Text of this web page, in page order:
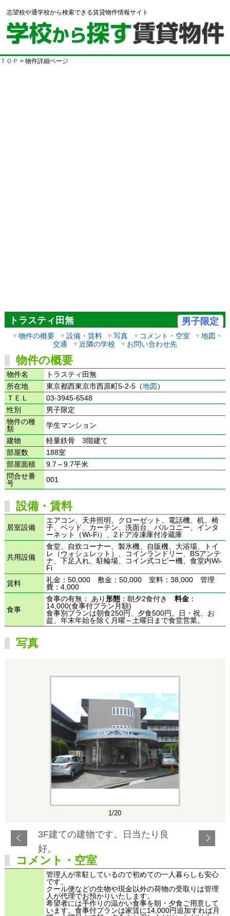
志望校や通学校から検索できる賃貸物件情報サイト
ＴＯＰ > 物件詳細ページ
トラスティ田無 男子限定
▼物件の概要 ▼設備・賃料 ▼写真 ▼ コメント・空室 ▼地図・
交通
▼近隣の学校 ▼ お問い合わせ先
物件の概要
物件名
トラスティ田無
所在地
東京都西東京市西原町5-2-5（地図 ）
ＴＥＬ
03-3945-6548
性別
男子限定
物件の種
類
学生マンション
建物
軽量鉄骨 3階建て
部屋数
188室
部屋面積
9.7～9.7平米
問合せ番
号
001
設備・賃料
居室設備
エアコン、天井照明、クローゼット、電話機、机、椅
子、ベッド、カーテン、洗面台、バルコニー、インタ
ーネット（Wi-Fi）、2ドア冷凍庫付冷蔵庫
共用設備
食堂、自炊コーナー、製氷機、自販機、大浴場、トイ
レ（ウォシュレット）、コインランドリー、BSアンテ
ナ、下足入れ、駐輪場、コイン式コピー機、食堂内Wi-
Fi
賃料
礼金：50,000 敷金：50,000 室料：38,000 管理
費：4,000
食事
食事の有無： あり形態 ：朝夕2食付き料金 ：
14,000(食事付プラン月額)
食事別プランは朝食250円、夕食500円。日・祝、お
盆、年末年始を除く月曜～土曜日まで食堂営業。
写真
1/20
3F建ての建物です。日当たり良
好。
コメント・空室
管理人が常駐しているので初めての一人暮らしも安心
です。
クール便などの生物や現金以外の荷物の受取りは管理
人が代理でお預かりいたします。
希望者には手作りの温かい食事を朝・夕食ご用意して
います。食事付プランは家賃に14,000円追加すれば月